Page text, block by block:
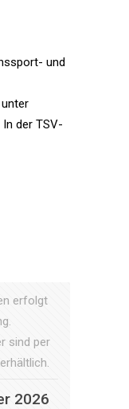
und
der TSV-
erfolgt
sind per
2026